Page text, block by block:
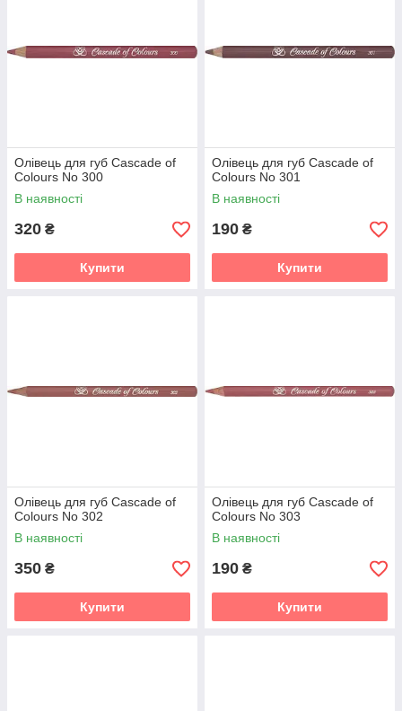
Олівець для губ Cascade of
Colours No 300
В наявності
320 ₴
Купити
Олівець для губ Cascade of
Colours No 301
В наявності
190 ₴
Купити
Олівець для губ Cascade of
Colours No 302
В наявності
350 ₴
Купити
Олівець для губ Cascade of
Colours No 303
В наявності
190 ₴
Купити